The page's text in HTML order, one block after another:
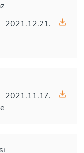
2021.12.21.
2021.11.17.